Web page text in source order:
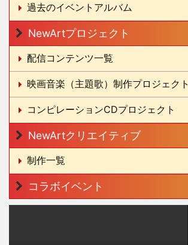
過去のイベントアルバム
NewArtプロジェクト
配信コンテンツ一覧
映画音楽（主題歌）制作プロジェクト
コンピレーションCDプロジェクト
NewArtクリエイティブ
制作一覧
コラボイベント